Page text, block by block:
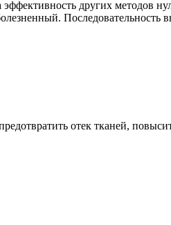
других методов
отек тканей,